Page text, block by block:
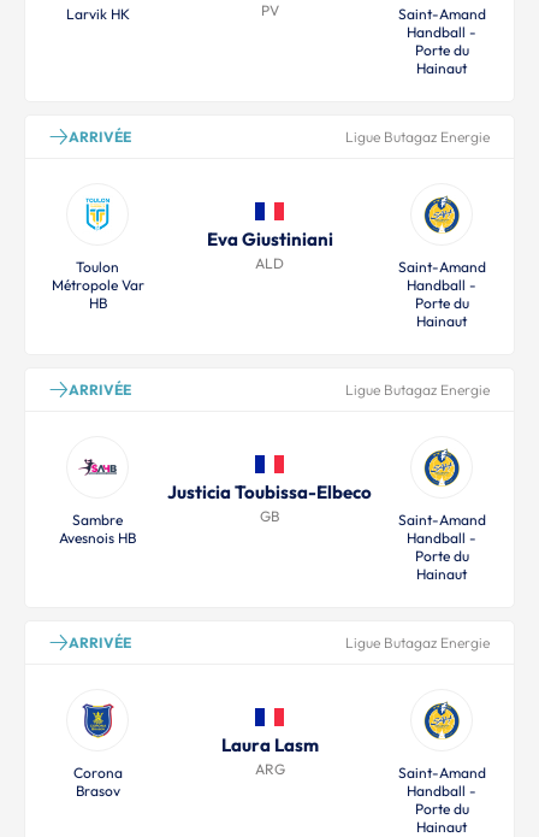
Larvik HK PV
Saint-Amand
Handball -
Porte du
Hainaut
ARRIVÉE Ligue Butagaz Energie
Toulon
Métropole Var
HB
Eva Giustiniani
ALD
Saint-Amand
Handball -
Porte du
Hainaut
ARRIVÉE Ligue Butagaz Energie
Sambre
Avesnois HB
Justicia Toubissa-Elbeco
GB
Saint-Amand
Handball -
Porte du
Hainaut
ARRIVÉE Ligue Butagaz Energie
Corona
Brasov
Laura Lasm
ARG
Saint-Amand
Handball -
Porte du
Hainaut